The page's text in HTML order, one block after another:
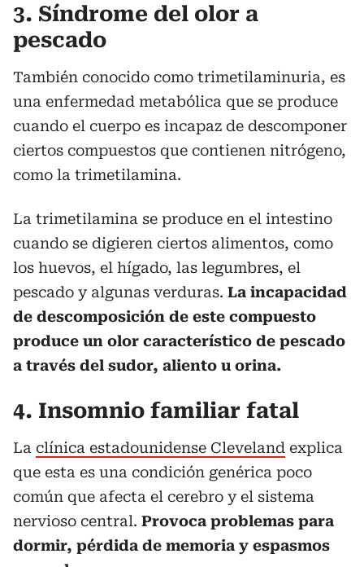
3. Síndrome del olor a
pescado
También conocido como trimetilaminuria, es
una enfermedad metabólica que se produce
cuando el cuerpo es incapaz de descomponer
ciertos compuestos que contienen nitrógeno,
como la trimetilamina.
La trimetilamina se produce en el intestino
cuando se digieren ciertos alimentos, como
los huevos, el hígado, las legumbres, el
pescado y algunas verduras. La incapacidad
de descomposición de este compuesto
produce un olor característico de pescado
a través del sudor, aliento u orina.
4. Insomnio familiar fatal
La clínica estadounidense Cleveland explica
que esta es una condición genérica poco
común que afecta el cerebro y el sistema
nervioso central. Provoca problemas para
dormir, pérdida de memoria y espasmos